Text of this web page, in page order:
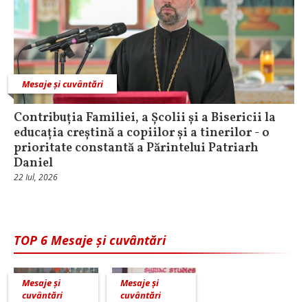
Mesaje și cuvântări
Contribuția Familiei, a Școlii și a Bisericii la
educația creștină a copiilor și a tinerilor - o
prioritate constantă a Părintelui Patriarh
Daniel
22 Iul, 2026
TOP 6 Mesaje și cuvântări
Mesaje și
cuvântări
Mesaje și
cuvântări